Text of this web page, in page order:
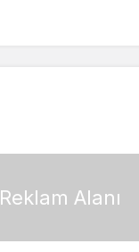
Reklam Alanı